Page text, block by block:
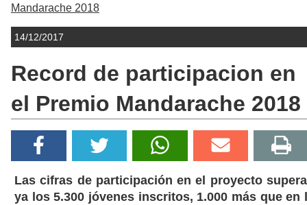
Mandarache 2018
14/12/2017
Record de participacion en
el Premio Mandarache 2018
Las cifras de participación en el proyecto
ya los 5.300 jóvenes inscritos, 1.000 más que en